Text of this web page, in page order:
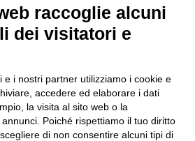
Gargnano e l'Alto Garda
Gargnano
Arco
Campione
Nago-Torbole
Torbole
Bleggio superiore
Villa Lagarina
raccoglie alcuni
dei visitatori e
e i nostri partner utilizziamo i cookie e
accedere ed elaborare i dati
la visita al sito web o la
Poiché rispettiamo il tuo diritto
di non consentire alcuni tipi di